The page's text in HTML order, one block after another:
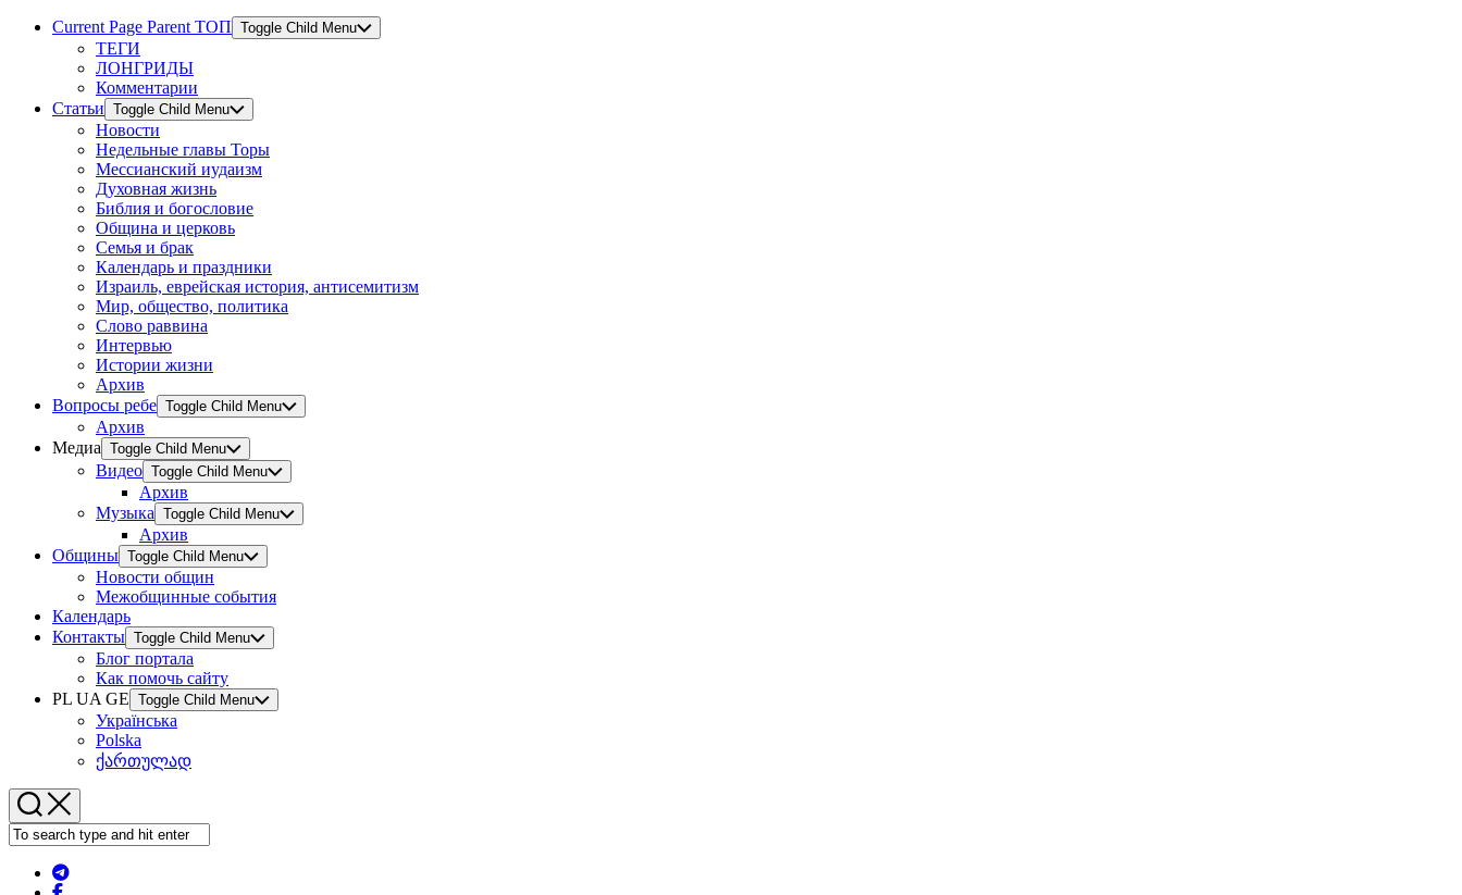
Current Page Parent ТОП Toggle Child Menu
ТЕГИ
ЛОНГРИДЫ
Комментарии
Статьи Toggle Child Menu
Новости
Недельные главы Торы
Мессианский иудаизм
Духовная жизнь
Библия и богословие
Община и церковь
Семья и брак
Календарь и праздники
Израиль, еврейская история, антисемитизм
Мир, общество, политика
Слово раввина
Интервью
Истории жизни
Архив
Вопросы ребе Toggle Child Menu
Архив
Медиа Toggle Child Menu
Видео Toggle Child Menu
Архив
Музыка Toggle Child Menu
Архив
Общины Toggle Child Menu
Новости общин
Межобщинные события
Календарь
Контакты Toggle Child Menu
Блог портала
Как помочь сайту
PL UA GE Toggle Child Menu
Українська
Polska
ქართულად